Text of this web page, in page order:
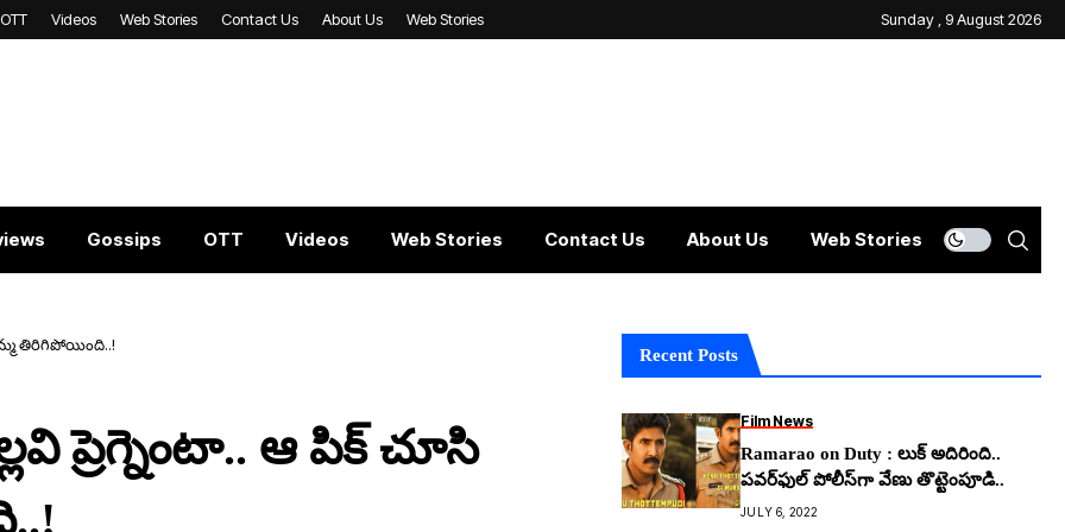
OTT Videos Web Stories Contact Us About Us Web Stories Sunday , 9 August 2026
Gossips OTT Videos Web Stories Contact Us About Us Web Stories
తిరిగిపోయింది..!
ప్రెగ్నెంటా.. ఆ పిక్ చూసి
Recent Posts
Film News
Ramarao on Duty : లుక్ అదిరింది..
పవర్‌ఫుల్ పోలీస్‌గా వేణు తొట్టెంపూడి..
JULY 6, 2022